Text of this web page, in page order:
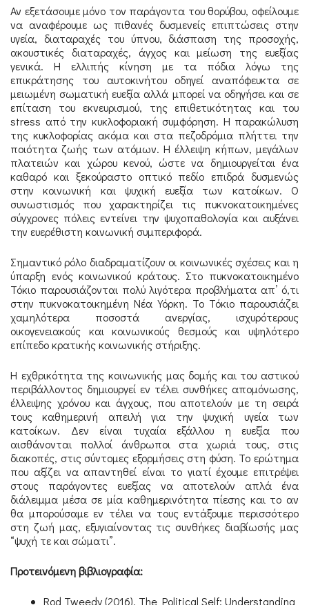
Αν εξετάσουμε μόνο τον παράγοντα του θορύβου, οφείλουμε
να αναφέρουμε ως πιθανές δυσμενείς επιπτώσεις στην
υγεία, διαταραχές του ύπνου, διάσπαση της προσοχής,
ακουστικές διαταραχές, άγχος και μείωση της ευεξίας
γενικά. Η ελλιπής κίνηση με τα πόδια λόγω της
επικράτησης του αυτοκινήτου οδηγεί αναπόφευκτα σε
μειωμένη σωματική ευεξία αλλά μπορεί να οδηγήσει και σε
επίταση του εκνευρισμού, της επιθετικότητας και του
stress από την κυκλοφοριακή συμφόρηση. Η παρακώλυση
της κυκλοφορίας ακόμα και στα πεζοδρόμια πλήττει την
ποιότητα ζωής των ατόμων. Η έλλειψη κήπων, μεγάλων
πλατειών και χώρου κενού, ώστε να δημιουργείται ένα
καθαρό και ξεκούραστο οπτικό πεδίο επιδρά δυσμενώς
στην κοινωνική και ψυχική ευεξία των κατοίκων. Ο
συνωστισμός που χαρακτηρίζει τις πυκνοκατοικημένες
σύγχρονες πόλεις εντείνει την ψυχοπαθολογία και αυξάνει
την ευερέθιστη κοινωνική συμπεριφορά.
Σημαντικό ρόλο διαδραματίζουν οι κοινωνικές σχέσεις και η
ύπαρξη ενός κοινωνικού κράτους. Στο πυκνοκατοικημένο
Τόκιο παρουσιάζονται πολύ λιγότερα προβλήματα απ’ ό,τι
στην πυκνοκατοικημένη Νέα Υόρκη. Το Τόκιο παρουσιάζει
χαμηλότερα ποσοστά ανεργίας, ισχυρότερους
οικογενειακούς και κοινωνικούς θεσμούς και υψηλότερο
επίπεδο κρατικής κοινωνικής στήριξης.
Η εχθρικότητα της κοινωνικής μας δομής και του αστικού
περιβάλλοντος δημιουργεί εν τέλει συνθήκες απομόνωσης,
έλλειψης χρόνου και άγχους, που αποτελούν με τη σειρά
τους καθημερινή απειλή για την ψυχική υγεία των
κατοίκων. Δεν είναι τυχαία εξάλλου η ευεξία που
αισθάνονται πολλοί άνθρωποι στα χωριά τους, στις
διακοπές, στις σύντομες εξορμήσεις στη φύση. Το ερώτημα
που αξίζει να απαντηθεί είναι το γιατί έχουμε επιτρέψει
στους παράγοντες ευεξίας να αποτελούν απλά ένα
διάλειμμα μέσα σε μία καθημερινότητα πίεσης και το αν
θα μπορούσαμε εν τέλει να τους εντάξουμε περισσότερο
στη ζωή μας, εξυγιαίνοντας τις συνθήκες διαβίωσής μας
“ψυχή τε και σώματι”.
Προτεινόμενη βιβλιογραφία:
Rod Tweedy (2016). The Political Self: Understanding